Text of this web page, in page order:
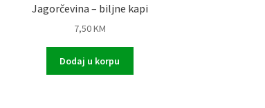
Jagorčevina – biljne kapi
7,50KM
Dodaj u korpu